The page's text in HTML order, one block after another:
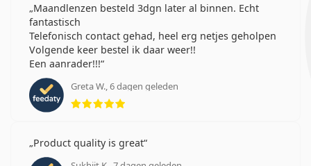
Maandlenzen besteld 3dgn later al binnen. Echt
fantastisch
Telefonisch contact gehad, heel erg netjes geholpen
Volgende keer bestel ik daar weer!!
Een aanrader!!!
Greta W., 6 dagen geleden
Beoordeling 5 van 5
Product quality is great